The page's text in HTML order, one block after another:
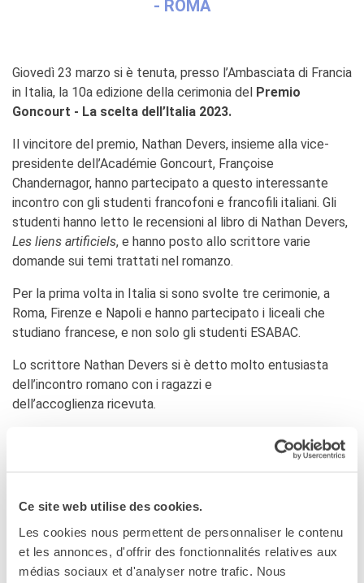
Ce site web utilise des cookies.
Les cookies nous permettent de personnaliser le contenu
et les annonces, d'offrir des fonctionnalités relatives aux
médias sociaux et d'analyser notre trafic. Nous
- ROMA
Giovedì 23 marzo si è tenuta, presso l’Ambasciata di Francia
in Italia, la 10a edizione della cerimonia del Premio
Goncourt - La scelta dell’Italia 2023.
Il vincitore del premio, Nathan Devers, insieme alla vice-
presidente dell’Académie Goncourt, Françoise
Chandernagor, hanno partecipato a questo interessante
incontro con gli studenti francofoni e francofili italiani. Gli
studenti hanno letto le recensioni al libro di Nathan Devers,
Les liens artificiels, e hanno posto allo scrittore varie
domande sui temi trattati nel romanzo.
Per la prima volta in Italia si sono svolte tre cerimonie, a
Roma, Firenze e Napoli e hanno partecipato i liceali che
studiano francese, e non solo gli studenti ESABAC.
Lo scrittore Nathan Devers si è detto molto entusiasta
dell’incontro romano con i ragazzi e
dell’accoglienza ricevuta.
IL PREMIO GONCOURT SU RAICULTURA
Scoprite nelloSpeciale di Rai Cultura
Christian Masset, Ambasciatore di Francia in Italia,
a Françoise Chandernagor, Vice-presidente dell’Académie
Goncourt, a Nathan Devers, lo scrittore premiato, a